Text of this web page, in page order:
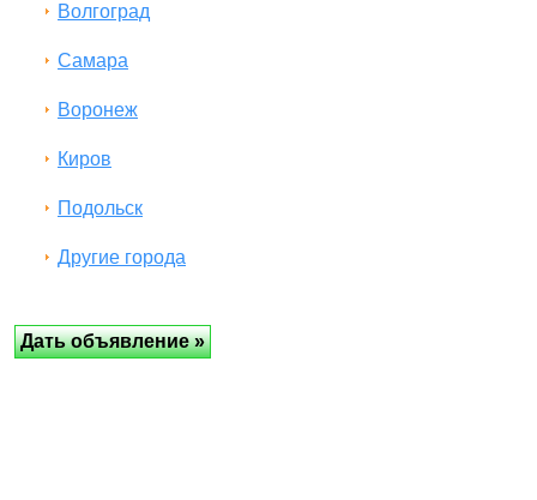
Волгоград
Самара
Воронеж
Киров
Подольск
Другие города